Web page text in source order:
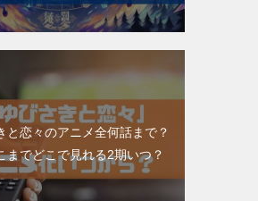
と恋々のアニメ全何話まで？
までどこで見れる2期いつ？